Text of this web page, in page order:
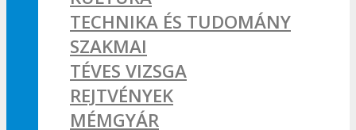
TECHNIKA ÉS TUDOMÁNY
SZAKMAI
TÉVES VIZSGA
REJTVÉNYEK
MÉMGYÁR